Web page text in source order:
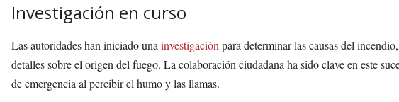
Investigación en curso
Las autoridades han iniciado una investigación para determinar las causas del
detalles sobre el origen del fuego. La colaboración ciudadana ha sido clave en este
de emergencia al percibir el humo y las llamas.